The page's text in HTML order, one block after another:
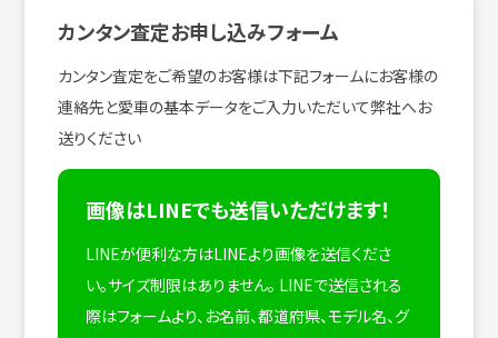
カンタン査定お申し込みフォーム
カンタン査定をご希望のお客様は下記フォームにお客様の
連絡先と愛車の基本データをご入力いただいて弊社へお
送りください
画像はLINEでも送信いただけます！
LINEが便利な方はLINEより画像を送信くださ
い。サイズ制限はありません。 LINEで送信される
際はフォームより、お名前、都道府県、モデル名、グ